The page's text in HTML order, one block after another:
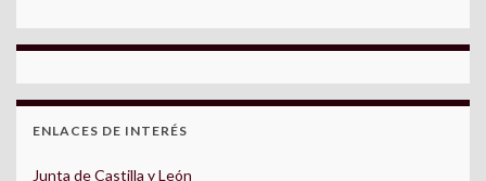
ENLACES DE INTERÉS
Junta de Castilla y León